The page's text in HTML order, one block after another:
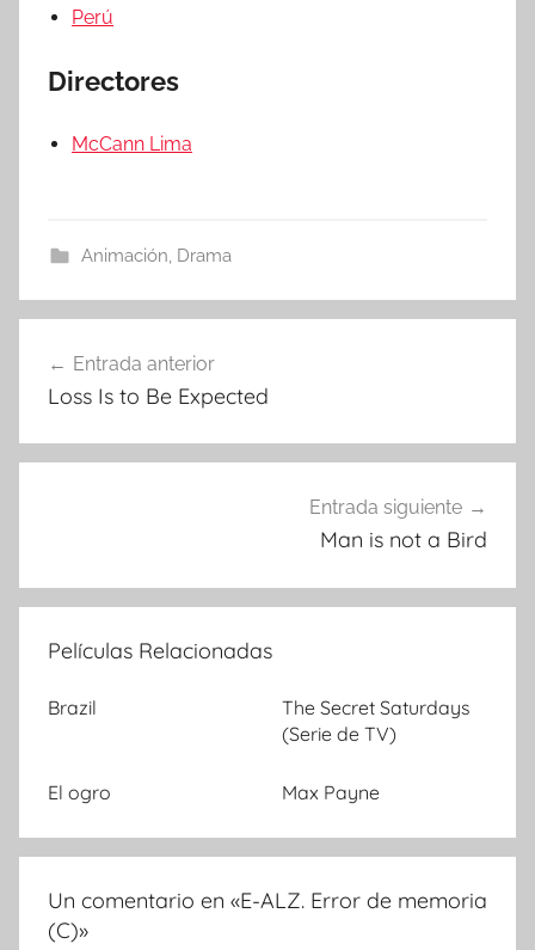
Perú
Directores
McCann Lima
Animación, Drama
Navegación
de
entradas
Entrada anterior
Loss Is to Be Expected
Entrada siguiente
Man is not a Bird
Películas Relacionadas
Brazil
The Secret Saturdays
(Serie de TV)
El ogro Max Payne
Un comentario en «E-ALZ. Error de memoria
(C)»